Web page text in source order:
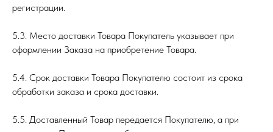
регистрации.
5.3. Место доставки Товара Покупатель указывает при
оформлении Заказа на приобретение Товара.
5.4. Срок доставки Товара Покупателю состоит из срока
обработки заказа и срока доставки.
5.5. Доставленный Товар передается Покупателю, а при